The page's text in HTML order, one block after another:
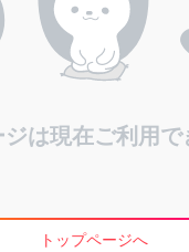
は現在ご利用